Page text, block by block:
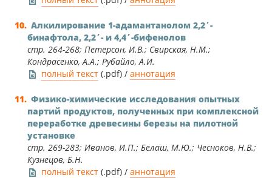
Алкилирование 1-адамантанолом 2,2΄-
бинафтола, 2,2΄- и 4,4΄-бифенолов
стр. 264-268; Петерсон, И.В.; Свирская, Н.М.;
Кондрасенко, А.А.; Рубайло, А.И.
полный текст (.pdf) / аннотация
Физико-химические исследования опытных
партий продуктов, полученных при комплексной
переработке древесины березы на пилотной
установке
стр. 269-283; Иванов, И.П.; Белаш, М.Ю.; Чесноков, Н.В.;
Кузнецов, Б.Н.
полный текст (.pdf) / аннотация